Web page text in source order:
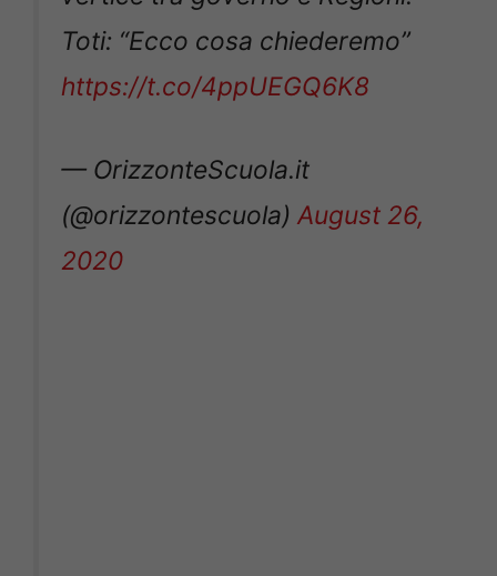
Toti: “Ecco cosa chiederemo”
https://t.co/4ppUEGQ6K8
— OrizzonteScuola.it
(@orizzontescuola) August 26,
2020